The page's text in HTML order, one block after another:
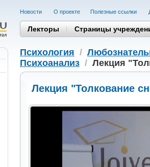
Новости О проекте Полезные cсылки
Лекторы Страницы
Психология /
Психоанализ / Лекция
Лекция "Толкование